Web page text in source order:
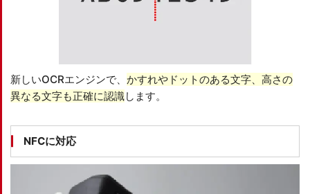
新しいOCRエンジンで、 かすれやドットのある文字、高さの
異なる文字も正確に認識します。
NFCに対応